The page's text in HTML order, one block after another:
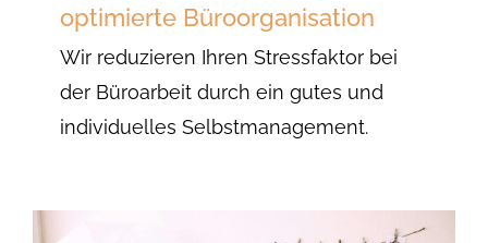
optimierte Büroorganisation
Wir reduzieren Ihren Stressfaktor bei
der Büroarbeit durch ein gutes und
individuelles Selbstmanagement.